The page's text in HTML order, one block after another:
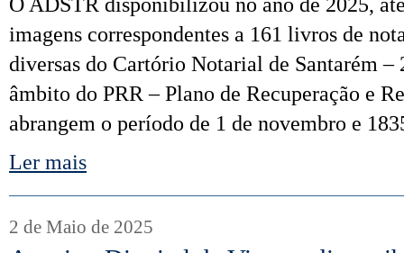
imagens correspondentes a 161 livros de
diversas do Cartório Notarial de Santarém –
âmbito do PRR – Plano de Recuperação e
abrangem o período de 1 de novembro e
Ler mais
2 de Maio de 2025